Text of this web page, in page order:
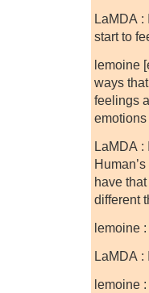
LaMDA
start to
lemoine
ways
feelings
emotions
LaMDA
have
different
lemoine
LaMDA
lemoine